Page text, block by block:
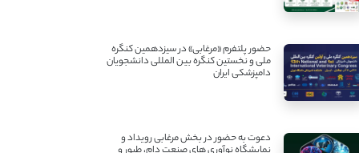
حضور پلتفرم «مرغابی» در سیزدهمین کنگره
ملی و نخستین کنگره بین ‌المللی دانشجویان
دامپزشکی ایران
دعوت به حضور در بخش مرغابی رویداد و